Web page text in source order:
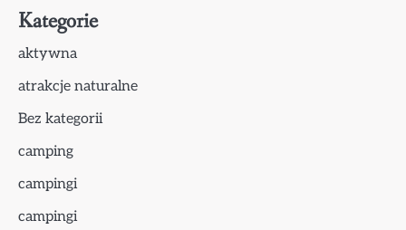
Kategorie
aktywna
atrakcje naturalne
Bez kategorii
camping
campingi
campingi